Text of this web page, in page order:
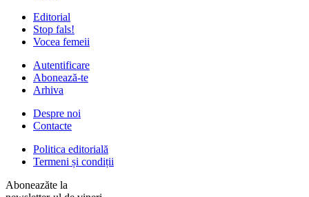
Editorial
Stop fals!
Vocea femeii
Autentificare
Abonează-te
Arhiva
Despre noi
Contacte
Politica editorială
Termeni și condiții
Aboneazăte la